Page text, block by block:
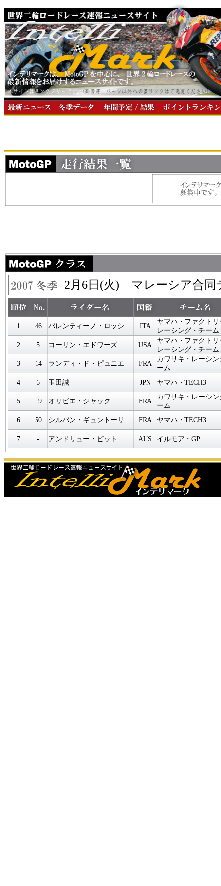
2月6日(火) マレーシア合同
1 46 バレンティーノ・ロッシ ITA
ヤマハ・ファクトリ
レーシング・チーム
2
5 コーリン・エドワーズ USA
ヤマハ・ファクトリ
レーシング・チーム
3
14 ランディ・ド・ピュニエ FRA
カワサキ・レーシン
ーム
4
6 玉田誠 JPN ヤマハ・TECH3
5 19 オリビエ・ジャック FRA
カワサキ・レーシン
ーム
6
50 シルバン・ギュントーリ FRA ヤマハ・TECH3
7 - アンドリュー・ピット AUS イルモア・GP